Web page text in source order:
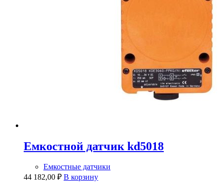
Емкостной датчик kd5018
Емкостные датчики
44 182,00 ₽ В корзину